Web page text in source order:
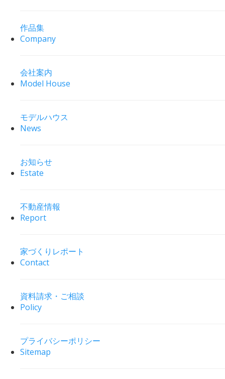
作品集
Company
会社案内
Model House
モデルハウス
News
お知らせ
Estate
不動産情報
Report
家づくりレポート
Contact
資料請求・ご相談
Policy
プライバシーポリシー
Sitemap